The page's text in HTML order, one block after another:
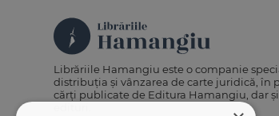
Librăriile Hamangiu este o companie
distribuția și vânzarea de carte juridică, în
cărți publicate de Editura Hamangiu, dar